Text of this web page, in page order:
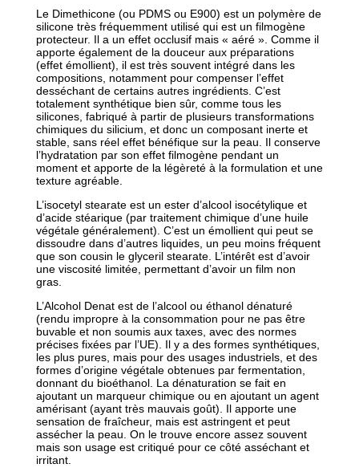
Le Dimethicone (ou PDMS ou E900) est un polymère de
silicone très fréquemment utilisé qui est un filmogène
protecteur. Il a un effet occlusif mais « aéré ». Comme il
apporte également de la douceur aux préparations
(effet émollient), il est très souvent intégré dans les
compositions, notamment pour compenser l’effet
desséchant de certains autres ingrédients. C’est
totalement synthétique bien sûr, comme tous les
silicones, fabriqué à partir de plusieurs transformations
chimiques du silicium, et donc un composant inerte et
stable, sans réel effet bénéfique sur la peau. Il conserve
l’hydratation par son effet filmogène pendant un
moment et apporte de la légèreté à la formulation et une
texture agréable.
L’isocetyl stearate est un ester d’alcool isocétylique et
d’acide stéarique (par traitement chimique d’une huile
végétale généralement). C’est un émollient qui peut se
dissoudre dans d’autres liquides, un peu moins fréquent
que son cousin le glyceril stearate. L’intérêt est d’avoir
une viscosité limitée, permettant d’avoir un film non
gras.
L’Alcohol Denat est de l’alcool ou éthanol dénaturé
(rendu impropre à la consommation pour ne pas être
buvable et non soumis aux taxes, avec des normes
précises fixées par l’UE). Il y a des formes synthétiques,
les plus pures, mais pour des usages industriels, et des
formes d’origine végétale obtenues par fermentation,
donnant du bioéthanol. La dénaturation se fait en
ajoutant un marqueur chimique ou en ajoutant un agent
amérisant (ayant très mauvais goût). Il apporte une
sensation de fraîcheur, mais est astringent et peut
assécher la peau. On le trouve encore assez souvent
mais son usage est critiqué pour ce côté asséchant et
irritant.